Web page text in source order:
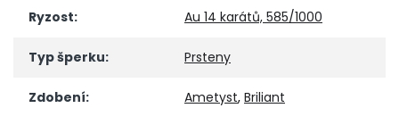
Ryzost: Au 14 karátů, 585/1000
Typ šperku: Prsteny
Zdobení: Ametyst, Briliant